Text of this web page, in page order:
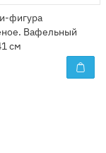
фигура
Вафельный
см